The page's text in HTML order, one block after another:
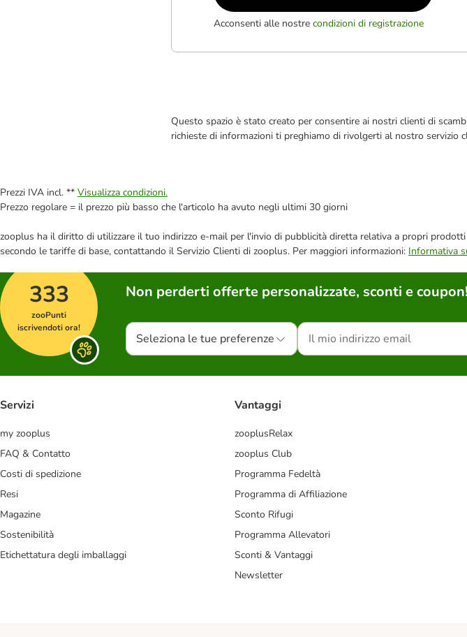
Acconsenti alle nostre condizioni di registrazione
Questo spazio è stato creato per consentire ai nostri clienti di
richieste di informazioni ti preghiamo di rivolgerti al nostro servizio
Prezzi IVA incl. ** Visualizza condizioni.
Prezzo regolare = il prezzo più basso che l'articolo ha avuto negli ultimi 30 giorni
zooplus ha il diritto di utilizzare il tuo indirizzo e-mail per l'invio di pubblicità diretta relativa a propri
secondo le tariffe di base, contattando il Servizio Clienti di zooplus. Per maggiori informazioni: Informativa
333
zooPunti
iscrivendoti ora!
Non perderti offerte personalizzate, sconti e coupon!
Seleziona le tue preferenze
Servizi
my zooplus
FAQ & Contatto
Costi di spedizione
Resi
Magazine
Sostenibilità
Etichettatura degli imballaggi
Vantaggi
zooplusRelax
zooplus Club
Programma Fedeltà
Programma di Affiliazione
Sconto Rifugi
Programma Allevatori
Sconti & Vantaggi
Newsletter